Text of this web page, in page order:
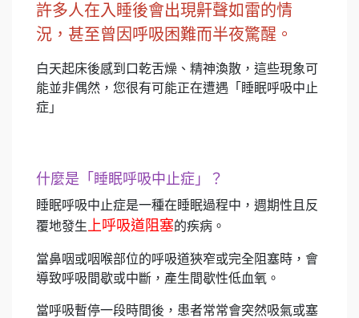
許多人在入睡後會出現鼾聲如雷的情
況，甚至曾因呼吸困難而半夜驚醒。
白天起床後感到口乾舌燥、精神渙散，這些現象可
能並非偶然，您很有可能正在遭遇「睡眠呼吸中止
症」
什麼是「睡眠呼吸中止症」？
睡眠呼吸中止症是一種在睡眠過程中，週期性且反
覆地發生 上呼吸道阻塞的疾病。
當鼻咽或咽喉部位的呼吸道狹窄或完全阻塞時，會
導致呼吸間歇或中斷，產生間歇性低血氧。
當呼吸暫停一段時間後，患者常常會突然吸氣或塞